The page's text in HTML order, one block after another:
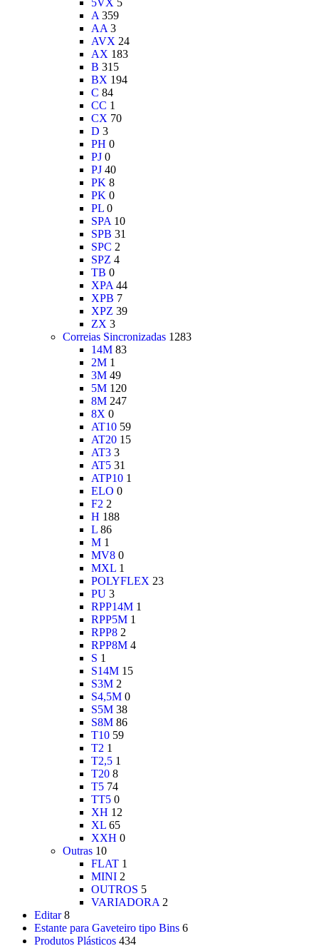
5VX 5
A 359
AA 3
AVX 24
AX 183
B 315
BX 194
C 84
CC 1
CX 70
D 3
PH 0
PJ 0
PJ 40
PK 8
PK 0
PL 0
SPA 10
SPB 31
SPC 2
SPZ 4
TB 0
XPA 44
XPB 7
XPZ 39
ZX 3
Correias Sincronizadas 1283
14M 83
2M 1
3M 49
5M 120
8M 247
8X 0
AT10 59
AT20 15
AT3 3
AT5 31
ATP10 1
ELO 0
F2 2
H 188
L 86
M 1
MV8 0
MXL 1
POLYFLEX 23
PU 3
RPP14M 1
RPP5M 1
RPP8 2
RPP8M 4
S 1
S14M 15
S3M 2
S4,5M 0
S5M 38
S8M 86
T10 59
T2 1
T2,5 1
T20 8
T5 74
TT5 0
XH 12
XL 65
XXH 0
Outras 10
FLAT 1
MINI 2
OUTROS 5
VARIADORA 2
Editar 8
Estante para Gaveteiro tipo Bins 6
Produtos Plásticos 434